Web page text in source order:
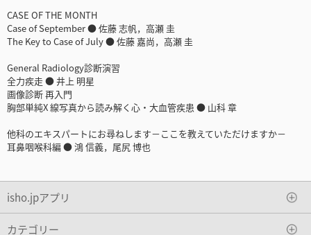
CASE OF THE MONTH
Case of September ● 佐藤 志帆，高瀬 圭
The Key to Case of July ● 佐藤 嘉尚，高瀬 圭
General Radiology診断演習
全力疾走 ● 井上 明星
画像診断 再入門
胸部単純X 線写真から読み解く心・大血管疾患 ● 山科 章
他科のエキスパートにお尋ねします－ここを教えていただけますか－
耳鼻咽喉科編 ● 鴻 信義，尾尻 博也
isho.jpアプリ
カテゴリー